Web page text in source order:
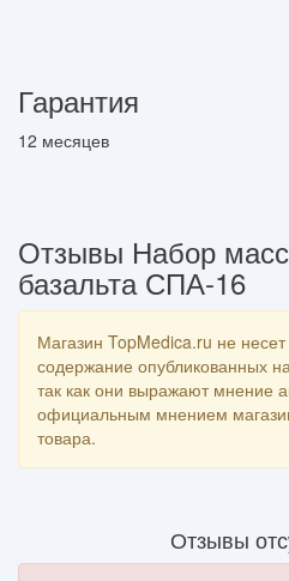
Гарантия
12 месяцев
Отзывы Набор
базальта СПА-16
Магазин TopMedica.ru не несет
содержание опубликованных
так как они выражают мнение
официальным мнением
товара.
Отзывы